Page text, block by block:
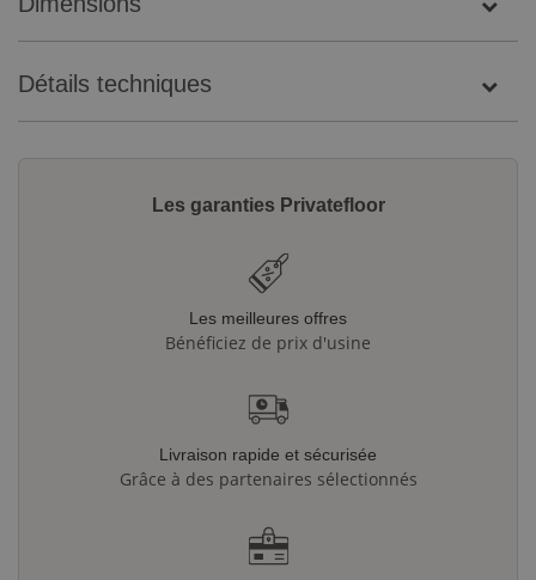
Détails techniques
Les garanties Privatefloor
Les meilleures offres
Bénéficiez de prix d'usine
Livraison rapide et sécurisée
Grâce à des partenaires sélectionnés